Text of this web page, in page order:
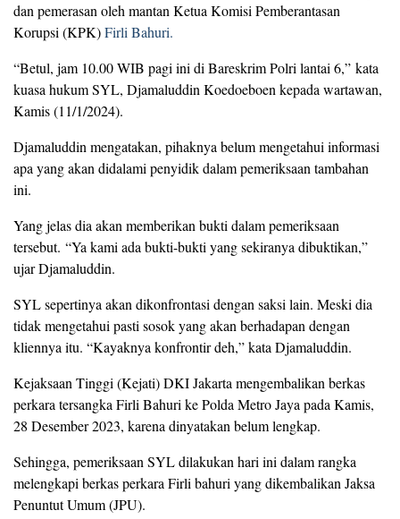
dan pemerasan oleh mantan Ketua Komisi Pemberantasan
Korupsi (KPK)Firli Bahuri.
“Betul, jam 10.00 WIB pagi ini di Bareskrim Polri lantai 6,” kata
kuasa hukum SYL, Djamaluddin Koedoeboen kepada wartawan,
Kamis (11/1/2024).
Djamaluddin mengatakan, pihaknya belum mengetahui informasi
apa yang akan didalami penyidik dalam pemeriksaan tambahan
ini.
Yang jelas dia akan memberikan bukti dalam pemeriksaan
tersebut. “Ya kami ada bukti-bukti yang sekiranya dibuktikan,”
ujar Djamaluddin.
SYL sepertinya akan dikonfrontasi dengan saksi lain. Meski dia
tidak mengetahui pasti sosok yang akan berhadapan dengan
kliennya itu. “Kayaknya konfrontir deh,” kata Djamaluddin.
Kejaksaan Tinggi (Kejati) DKI Jakarta mengembalikan berkas
perkara tersangka Firli Bahuri ke Polda Metro Jaya pada Kamis,
28 Desember 2023, karena dinyatakan belum lengkap.
Sehingga, pemeriksaan SYL dilakukan hari ini dalam rangka
melengkapi berkas perkara Firli bahuri yang dikembalikan Jaksa
Penuntut Umum (JPU).